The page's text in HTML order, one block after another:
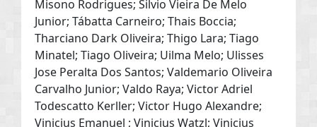
Misono Rodrigues; Silvio Vieira De Melo
Junior; Tábatta Carneiro; Thais Boccia;
Tharciano Dark Oliveira; Thigo Lara; Tiago
Minatel; Tiago Oliveira; Uilma Melo; Ulisses
Jose Peralta Dos Santos; Valdemario Oliveira
Carvalho Junior; Valdo Raya; Victor Adriel
Todescatto Kerller; Victor Hugo Alexandre;
Vinicius Emanuel ; Vinicius Watzl; Vinicius